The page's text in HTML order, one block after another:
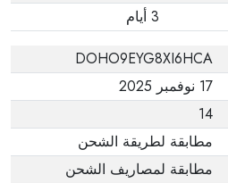
3 أيام
DOHO9EYG8XI6HCA
17 نوفمبر 2025
14
مطابقة لطريقة الشحن
مطابقة لمصاريف الشحن